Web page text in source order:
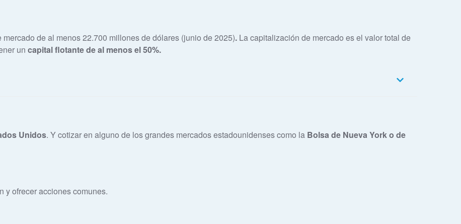
de al menos 22.700 millones de dólares (junio de 2025). La capitalización de mercado es el valor total de
un capital flotante de al menos el 50%.
Unidos. Y cotizar en alguno de los grandes mercados estadounidenses como la Bolsa de Nueva York o de
y ofrecer acciones comunes.